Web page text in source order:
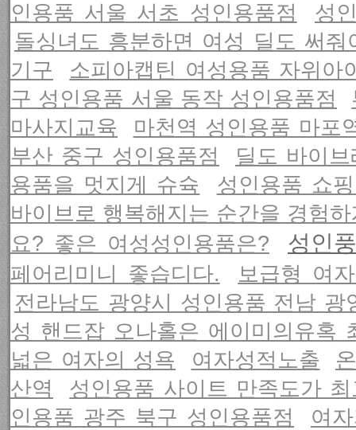
인용품 서울 서초 성인용품점
성
돌싱녀도 흥분하면 여성 딜도 써줘
기구
소피아캡틴 여성용품 자위아
구 성인용품 서울 동작 성인용품점
마사지교육
마천역 성인용품 마포
부산 중구 성인용품점
딜도 바이
용품을 멋지게 슈슉
성인용품 쇼
바이브로 행복해지는 순간을 경험
요? 좋은 여성성인용품은?
성인
페어리미니 좋습디다.
보급형 여
전라남도 광양시 성인용품 전남 광
성 핸드잡 오나홀은 에이미의유혹
넓은 여자의 성욕
여자성적노출
산역
성인용품 사이트 만족도가
인용품 광주 북구 성인용품점
여